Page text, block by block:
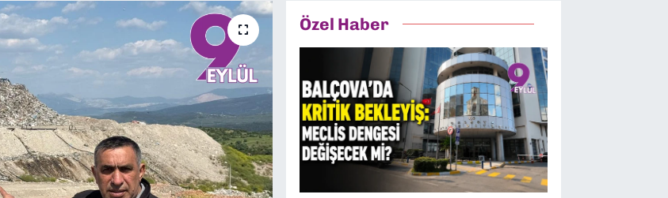
Özel Haber